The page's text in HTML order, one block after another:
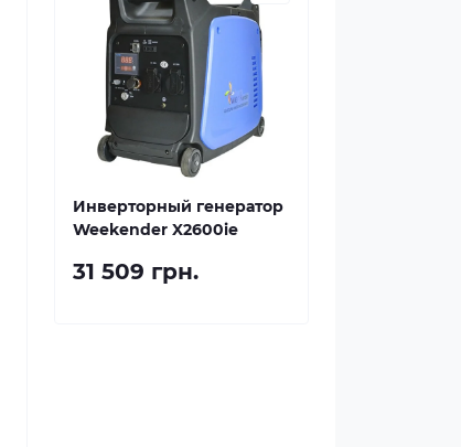
Инверторный генератор
Weekender X2600ie
31 509 грн.